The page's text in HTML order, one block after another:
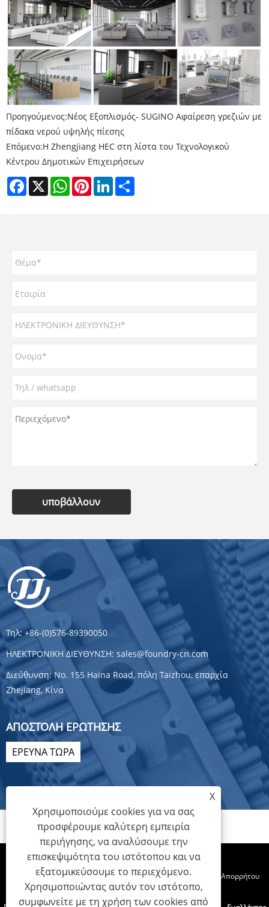
Προηγούμενος:Νέος Εξοπλισμός- SUGINO Αφαίρεση γρεζιών με
πίδακα νερού υψηλής πίεσης
Επόμενο:Η Zhengjiang HEC στη λίστα του Τεχνολογικού
Κέντρου Δημοτικών Επιχειρήσεων
Facebook
X WhatsAppPinterestLinkedIn
υποβάλλουν
Τηλ: +86-(0)576-89390050
ΗΛΕΚΤΡΟΝΙΚΗ ΔΙΕΥΘΥΝΣΗ: sales@foundry-cn.com
Διεύθυνση: No. 155 Haina Road, πόλη Taizhou, επαρχία
Zhejiang, Κίνα
ΑΠΟΣΤΟΛΉ ΕΡΏΤΗΣΗΣ
ΕΡΕΥΝΑ ΤΩΡΑ
Links Sitemap RSS XML Πολιτική Απορρήτου
X
Χρησιμοποιούμε cookies για να σας
προσφέρουμε καλύτερη εμπειρία
περιήγησης, να αναλύσουμε την
επισκεψιμότητα του ιστότοπου και να
εξατομικεύσουμε το περιεχόμενο.
Χρησιμοποιώντας αυτόν τον ιστότοπο,
συμφωνείτε με τη χρήση των cookies από